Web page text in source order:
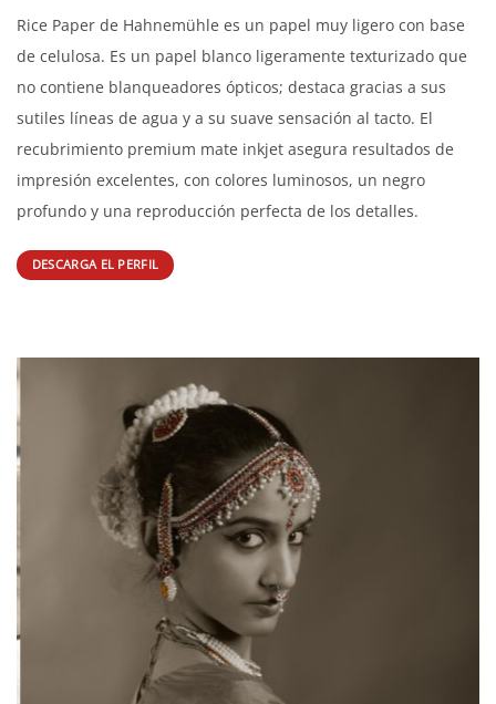
HAHNEMÜHLE RICE PAPER 100 gr
Rice Paper de Hahnemühle es un papel muy ligero con base
de celulosa. Es un papel blanco ligeramente texturizado que
no contiene blanqueadores ópticos; destaca gracias a sus
impresión excelentes, con colores luminosos, un negro
profundo y una reproducción perfecta de los detalles.
DESCARGA EL PERFIL